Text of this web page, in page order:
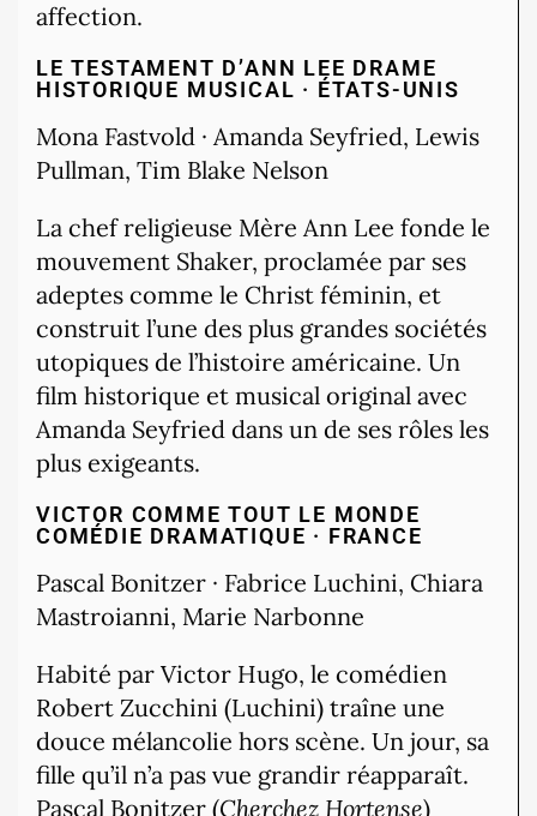
affection.
LE TESTAMENT D’ANN LEE DRAME
HISTORIQUE MUSICAL · ÉTATS-UNIS
Mona Fastvold · Amanda Seyfried, Lewis
Pullman, Tim Blake Nelson
La chef religieuse Mère Ann Lee fonde le
mouvement Shaker, proclamée par ses
adeptes comme le Christ féminin, et
construit l’une des plus grandes sociétés
utopiques de l’histoire américaine. Un
film historique et musical original avec
Amanda Seyfried dans un de ses rôles les
plus exigeants.
VICTOR COMME TOUT LE MONDE
COMÉDIE DRAMATIQUE · FRANCE
Pascal Bonitzer · Fabrice Luchini, Chiara
Mastroianni, Marie Narbonne
Habité par Victor Hugo, le comédien
Robert Zucchini (Luchini) traîne une
douce mélancolie hors scène. Un jour, sa
fille qu’il n’a pas vue grandir réapparaît.
Pascal Bonitzer (Cherchez Hortense)